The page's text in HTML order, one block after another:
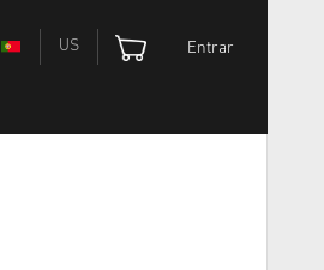
US Entrar